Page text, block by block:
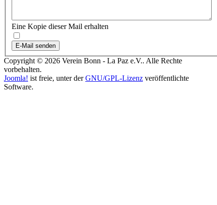
Eine Kopie dieser Mail erhalten
E-Mail senden
Copyright © 2026 Verein Bonn - La Paz e.V.. Alle Rechte
vorbehalten.
Joomla! ist freie, unter derGNU/GPL-Lizenz veröffentlichte
Software.